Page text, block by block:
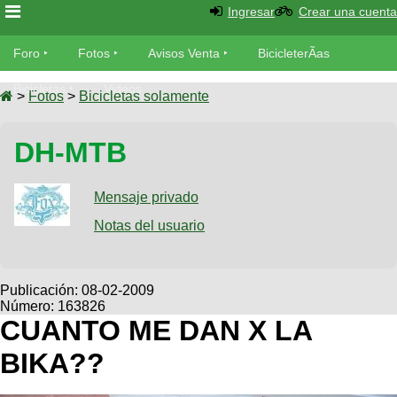
Foro
Foro
MecÃ¡nica
Fotos
SUBÃ
Galeria
Bicicletas
Viajes
Descenso
Dirt
Avisos
Ventas
SUBÃ
Buscar
Ultimos
Fotos
BicicleterÃ­
Bicicletas
Tandem
Videos
Cicloturismo
Ingresar Crear una cuenta
Foro Fotos Avisos Venta BicicleterÃ­as
Bicicletas Videos
> Fotos > Bicicletas solamente
DH-MTB
Mensaje privado
Notas del usuario
Publicación: 08-02-2009
Número: 163826
CUANTO ME DAN X LA
BIKA??